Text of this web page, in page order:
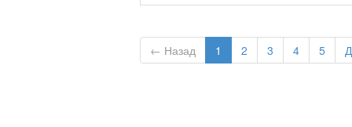
← Назад 1 2 3 4 5